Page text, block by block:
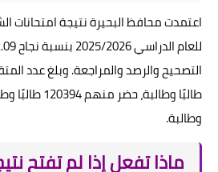
اعتمدت محافظ البحيرة نتيجة امتحانات
وطالبة.
ماذا تفعل إذا لم تفتح